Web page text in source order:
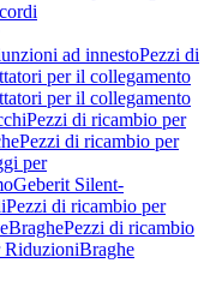
ad innestoPezzi di
per il collegamento
per il collegamento
Pezzi di ricambio per
Pezzi di ricambio per
per
Geberit Silent-
Pezzi di ricambio per
BraghePezzi di ricambio
RiduzioniBraghe